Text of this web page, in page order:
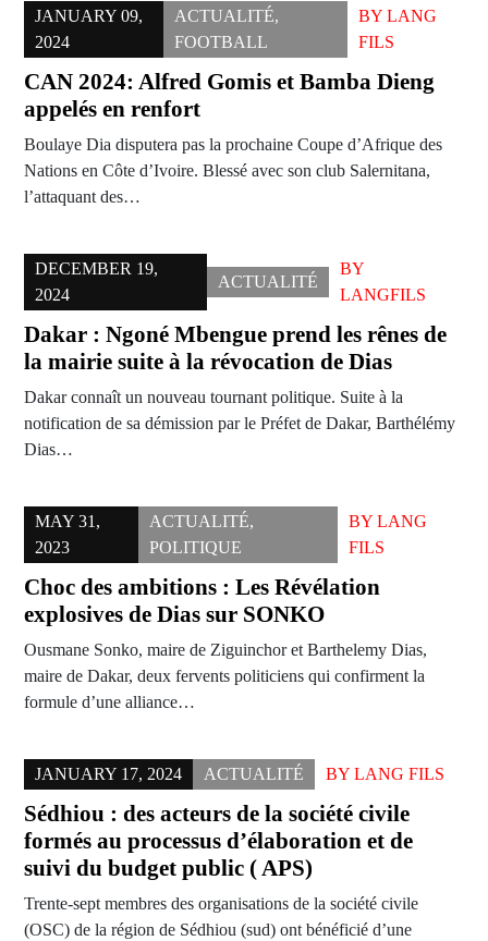
JANUARY 09,
2024
ACTUALITÉ,
FOOTBALL
BY LANG
FILS
CAN 2024: Alfred Gomis et Bamba Dieng
appelés en renfort
Boulaye Dia disputera pas la prochaine Coupe d’Afrique des
Nations en Côte d’Ivoire. Blessé avec son club Salernitana,
l’attaquant des…
DECEMBER 19,
2024
ACTUALITÉ
BY
LANGFILS
Dakar : Ngoné Mbengue prend les rênes de
la mairie suite à la révocation de Dias
Dakar connaît un nouveau tournant politique. Suite à la
notification de sa démission par le Préfet de Dakar, Barthélémy
Dias…
MAY 31,
2023
ACTUALITÉ,
POLITIQUE
BY LANG
FILS
Choc des ambitions : Les Révélation
explosives de Dias sur SONKO
Ousmane Sonko, maire de Ziguinchor et Barthelemy Dias,
maire de Dakar, deux fervents politiciens qui confirment la
formule d’une alliance…
JANUARY 17, 2024 ACTUALITÉ BY LANG FILS
Sédhiou : des acteurs de la société civile
formés au processus d’élaboration et de
suivi du budget public ( APS)
Trente-sept membres des organisations de la société civile
(OSC) de la région de Sédhiou (sud) ont bénéficié d’une